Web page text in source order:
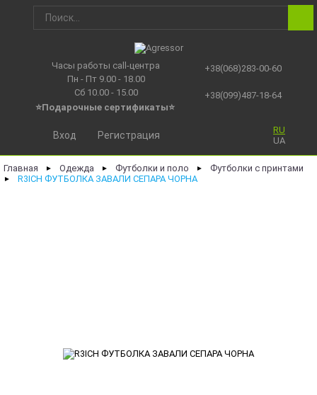
Часы работы call-центра
Пн - Пт 9.00 - 18.00
Сб 10.00 - 15.00
⭐Подарочные сертификаты⭐
+38(068)283-00-60
+38(099)487-18-64
RU
UA
Вход Регистрация
Главная ► Одежда ► Футболки и поло ► Футболки с принтами
► R3ICH ФУТБОЛКА ЗАВАЛИ СЕПАРА ЧОРНА